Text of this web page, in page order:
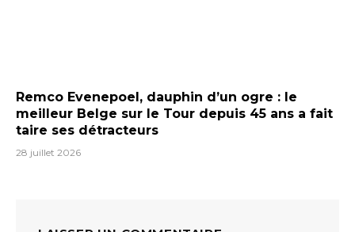
Remco Evenepoel, dauphin d’un ogre : le
meilleur Belge sur le Tour depuis 45 ans a fait
taire ses détracteurs
28 juillet 2026